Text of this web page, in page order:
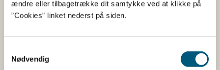
ændre eller tilbagetrække dit samtykke ved at klikke på
”Cookies” linket nederst på siden.
Nødvendig
Kattegat syd -